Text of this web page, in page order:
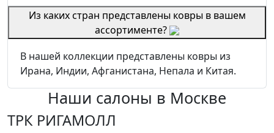
Из каких стран представлены ковры в вашем
ассортименте?
В нашей коллекции представлены ковры из
Ирана, Индии, Афганистана, Непала и Китая.
Наши салоны в Москве
ТРК РИГАМОЛЛ